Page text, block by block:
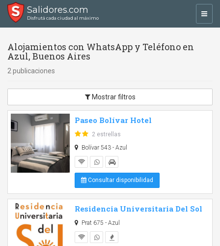
Salidores.com
Disfrutá cada ciudad al máximo
Alojamientos con WhatsApp y Teléfono en
Azul, Buenos Aires
2 publicaciones
Mostrar filtros
Paseo Bolívar Hotel
2 estrellas
Bolívar 543 - Azul
Consultar disponibilidad
Residencia Universitaria Del Sol
Prat 675 - Azul